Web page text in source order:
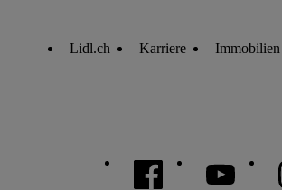
Lidl.ch Karriere Immobilien